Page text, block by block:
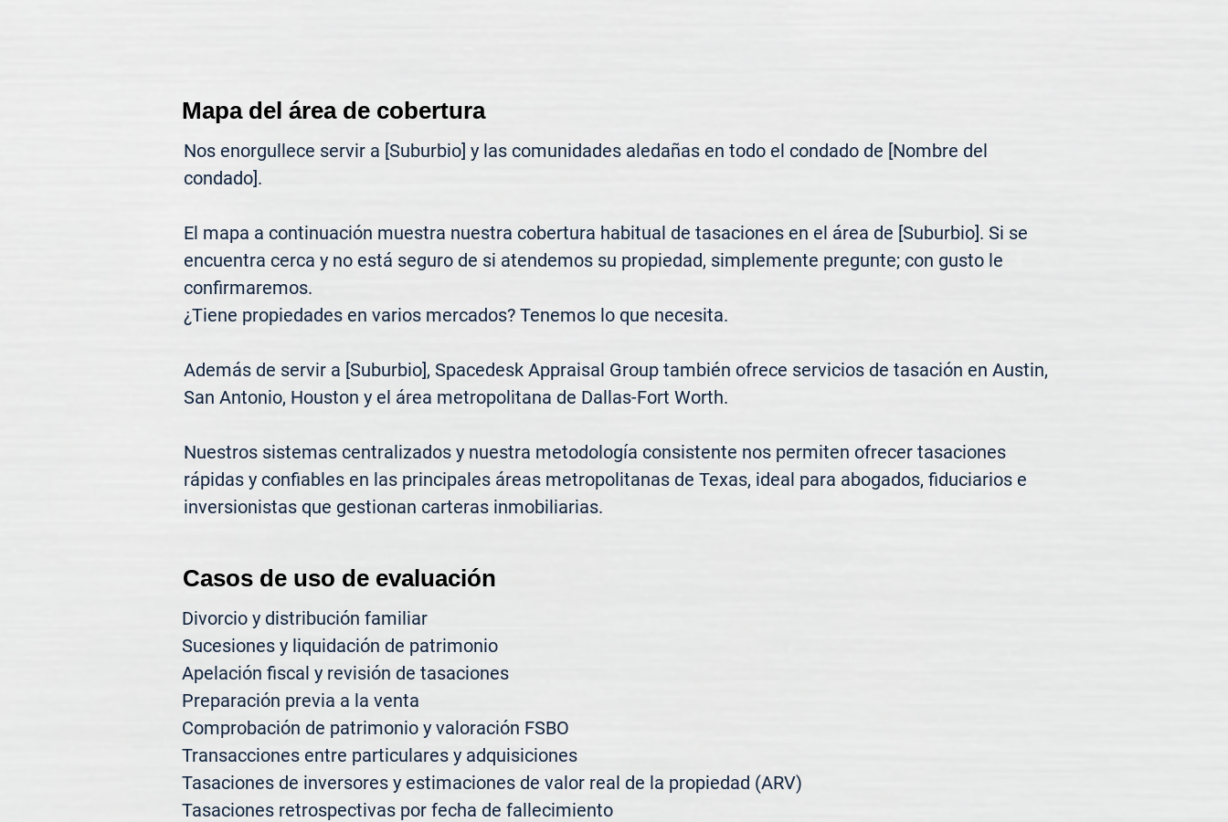
Mapa del área de cobertura
Nos enorgullece servir a [Suburbio] y las comunidades aledañas en todo el condado de [Nombre del
condado].
El mapa a continuación muestra nuestra cobertura habitual de tasaciones en el área de [Suburbio]. Si se
encuentra cerca y no está seguro de si atendemos su propiedad, simplemente pregunte; con gusto le
confirmaremos.
¿Tiene propiedades en varios mercados? Tenemos lo que necesita.
Además de servir a [Suburbio], Spacedesk Appraisal Group también ofrece servicios de tasación en Austin,
San Antonio, Houston y el área metropolitana de Dallas-Fort Worth.
Nuestros sistemas centralizados y nuestra metodología consistente nos permiten ofrecer tasaciones
rápidas y confiables en las principales áreas metropolitanas de Texas, ideal para abogados, fiduciarios e
inversionistas que gestionan carteras inmobiliarias.
Casos de uso de evaluación
Divorcio y distribución familiar
Sucesiones y liquidación de patrimonio
Apelación fiscal y revisión de tasaciones
Preparación previa a la venta
Comprobación de patrimonio y valoración FSBO
Transacciones entre particulares y adquisiciones
Tasaciones de inversores y estimaciones de valor real de la propiedad (ARV)
Tasaciones retrospectivas por fecha de fallecimiento